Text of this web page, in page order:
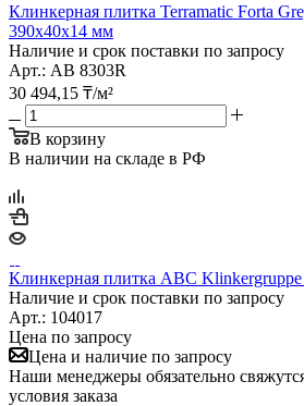
Клинкерная плитка Terramatic Forta
390х40х14 мм
Наличие и срок поставки по запросу
Арт.: AB 8303R
30 494,15 ₸/м²
В корзину
В наличии на складе в РФ
Клинкерная плитка ABC
Наличие и срок поставки по запросу
Арт.: 104017
Цена по запросу
Цена и наличие по запросу
Наши менеджеры обязательно
условия заказа